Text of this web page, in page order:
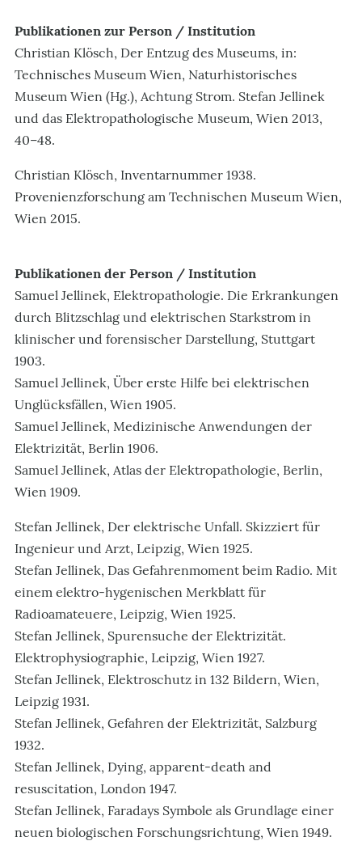
Publikationen zur Person / Institution
Christian Klösch, Der Entzug des Museums, in:
Technisches Museum Wien, Naturhistorisches
Museum Wien (Hg.), Achtung Strom. Stefan Jellinek
und das Elektropathologische Museum, Wien 2013,
40–48.
Christian Klösch, Inventarnummer 1938.
Provenienzforschung am Technischen Museum Wien,
Wien 2015.
Publikationen der Person / Institution
Samuel Jellinek, Elektropathologie. Die Erkrankungen
durch Blitzschlag und elektrischen Starkstrom in
klinischer und forensischer Darstellung, Stuttgart
1903.
Samuel Jellinek, Über erste Hilfe bei elektrischen
Unglücksfällen, Wien 1905.
Samuel Jellinek, Medizinische Anwendungen der
Elektrizität, Berlin 1906.
Samuel Jellinek, Atlas der Elektropathologie, Berlin,
Wien 1909.
Stefan Jellinek, Der elektrische Unfall. Skizziert für
Ingenieur und Arzt, Leipzig, Wien 1925.
Stefan Jellinek, Das Gefahrenmoment beim Radio. Mit
einem elektro-hygenischen Merkblatt für
Radioamateuere, Leipzig, Wien 1925.
Stefan Jellinek, Spurensuche der Elektrizität.
Elektrophysiographie, Leipzig, Wien 1927.
Stefan Jellinek, Elektroschutz in 132 Bildern, Wien,
Leipzig 1931.
Stefan Jellinek, Gefahren der Elektrizität, Salzburg
1932.
Stefan Jellinek, Dying, apparent-death and
resuscitation, London 1947.
Stefan Jellinek, Faradays Symbole als Grundlage einer
neuen biologischen Forschungsrichtung, Wien 1949.